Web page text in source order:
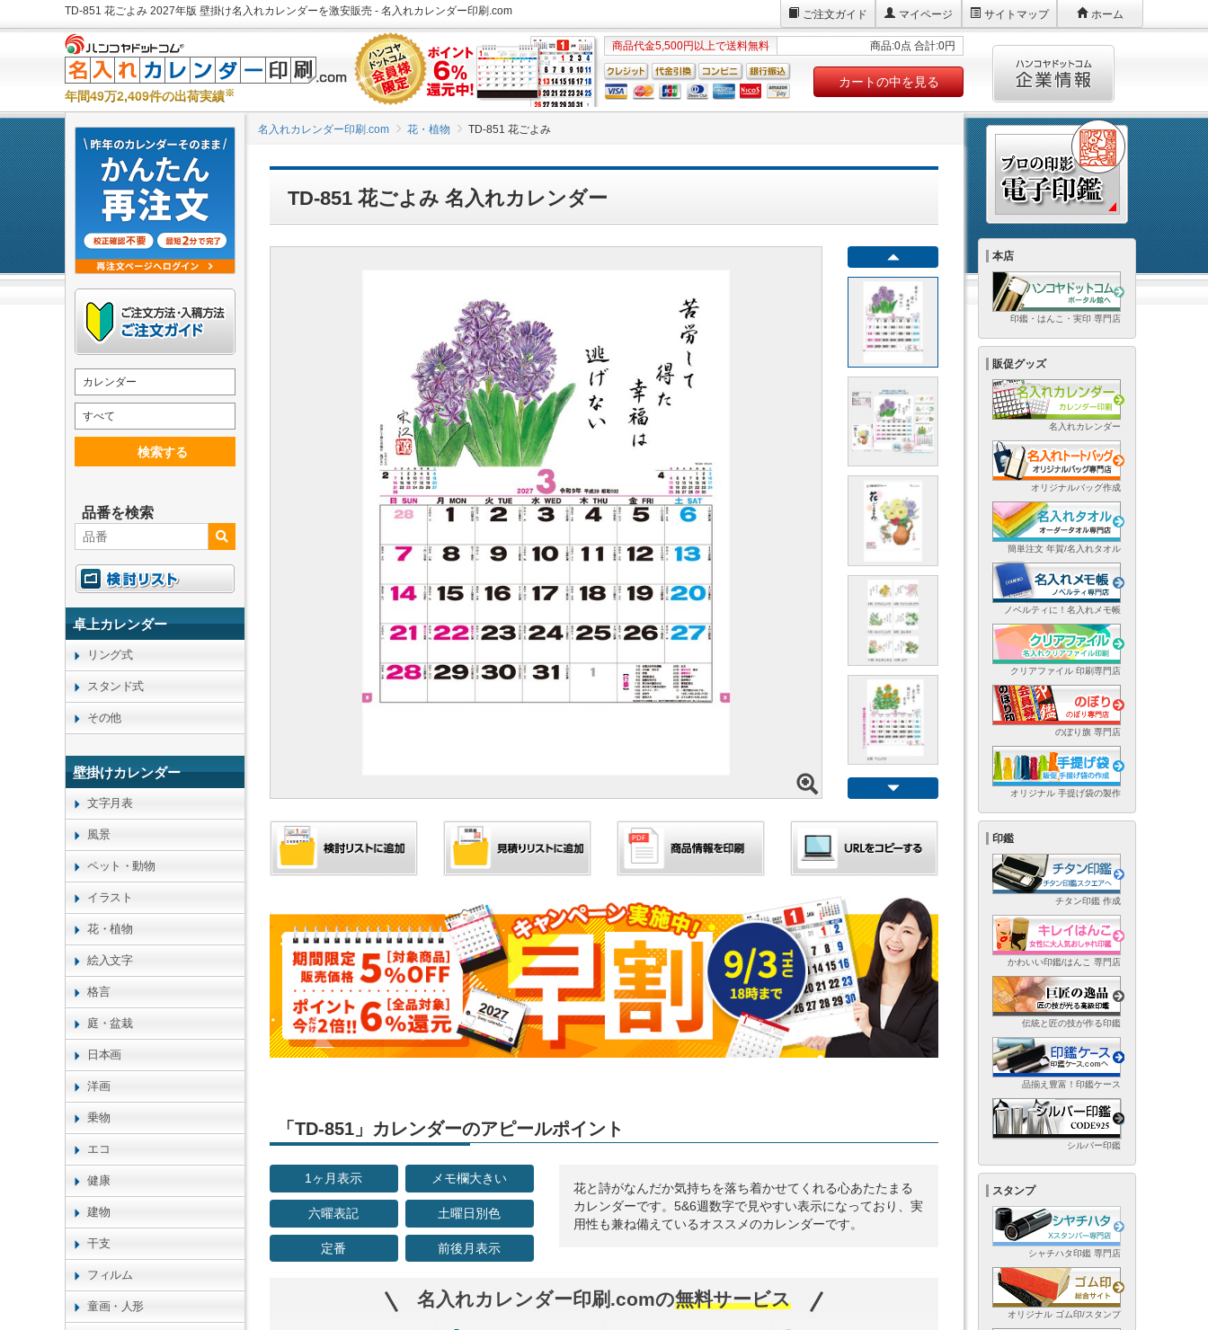
TD-851 花ごよみ 2027年版 壁掛け名入れカレンダーを激安販売 - 名入れカレンダー印刷.com ご注文ガイド マイページ サイトマップ ホーム
年間49万2,409件の出荷実績※
商品代金5,500円以上で送料無料 商品:0点 合計:0円
カートの中を見る
名入れカレンダー印刷.com 花・植物 TD-851 花ごよみ
TD-851 花ごよみ 名入れカレンダー
「TD-851」カレンダーのアピールポイント
1ヶ月表示 メモ欄大きい
六曜表記 土曜日別色
定番 前後月表示
花と詩がなんだか気持ちを落ち着かせてくれる心あたたまる
カレンダーです。5&6週数字で見やすい表示になっており、実
用性も兼ね備えているオススメのカレンダーです。
名入れカレンダー印刷.comの無料サービス
カレンダー
すべて
検索する
品番を検索
卓上カレンダー
リング式
スタンド式
その他
壁掛けカレンダー
文字月表
風景
ペット・動物
イラスト
花・植物
絵入文字
格言
庭・盆栽
日本画
洋画
乗物
エコ
健康
建物
干支
フィルム
童画・人形
本店
印鑑・はんこ・実印 専門店
販促グッズ
名入れカレンダー
オリジナルバッグ作成
簡単注文 年賀/名入れタオル
ノベルティに！名入れメモ帳
クリアファイル 印刷専門店
のぼり旗 専門店
オリジナル 手提げ袋の製作
印鑑
チタン印鑑 作成
かわいい印鑑/はんこ 専門店
伝統と匠の技が作る印鑑
品揃え豊富！印鑑ケース
シルバー印鑑
スタンプ
シャチハタ印鑑 専門店
オリジナル ゴム印/スタンプ